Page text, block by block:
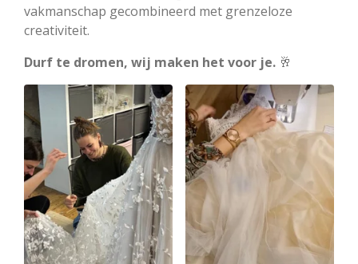
vakmanschap gecombineerd met grenzeloze
creativiteit.
Durf te dromen, wij maken het voor je. 🥂